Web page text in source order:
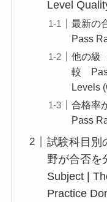
Level
最新の
Pass
他の級
較
Levels
合格率
Pass
試験科目別
野が合否
Subject |
Practice